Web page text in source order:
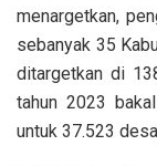
menargetkan,
sebanyak 35
ditargetkan di
tahun 2023
untuk 37.523